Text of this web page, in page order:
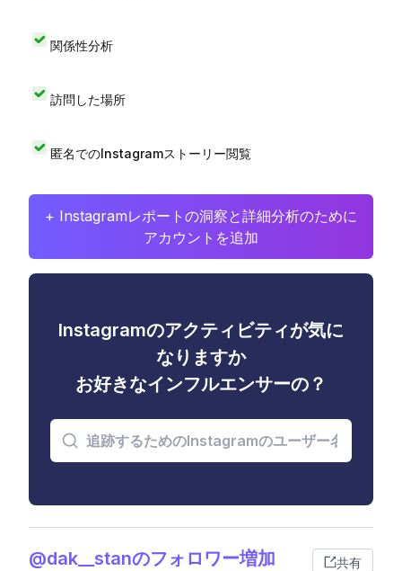
関係性分析
訪問した場所
匿名でのInstagramストーリー閲覧
+ Instagramレポートの洞察と詳細分析のために
アカウントを追加
Instagramのアクティビティが気に
なりますか
お好きなインフルエンサーの？
@dak__stanのフォロワー増加 共有